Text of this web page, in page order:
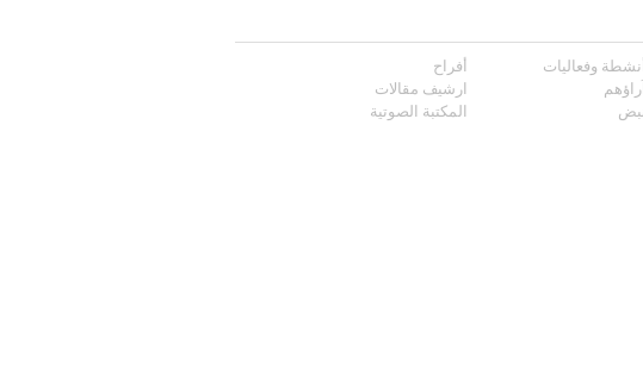
أنشطة وفعاليات
أفراح
آراؤهم
ارشيف مقالات
المكتبة الصوتية